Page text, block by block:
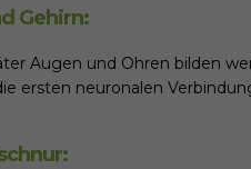
Gehirn:
Augen und Ohren bilden
ersten neuronalen
: